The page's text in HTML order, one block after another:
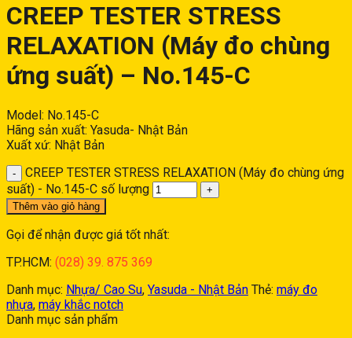
CREEP TESTER STRESS
RELAXATION (Máy đo chùng
ứng suất) – No.145-C
Model: No.145-C
Hãng sản xuất: Yasuda- Nhật Bản
Xuất xứ: Nhật Bản
CREEP TESTER STRESS RELAXATION (Máy đo chùng ứng
suất) - No.145-C số lượng
Thêm vào giỏ hàng
Gọi để nhận được giá tốt nhất:
TP.HCM: (028) 39. 875 369
Danh mục: Nhựa/ Cao Su, Yasuda - Nhật Bản Thẻ: máy đo
nhựa, máy khắc notch
Danh mục sản phẩm